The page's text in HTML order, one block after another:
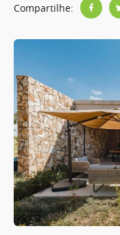
Compartilhe: